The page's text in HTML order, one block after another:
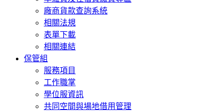
廠商貨款查詢系統
相關法規
表單下載
相關連結
保管組
服務項目
工作職掌
學位服資訊
共同空間與場地借用管理